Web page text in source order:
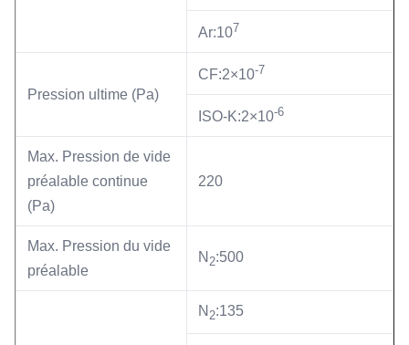
Ar:107
Pression ultime (Pa)
CF:2×10-7
ISO-K:2×10-6
Max. Pression de vide
préalable continue
(Pa)
220
Max. Pression du vide
préalable
N 2:500
N 2:135